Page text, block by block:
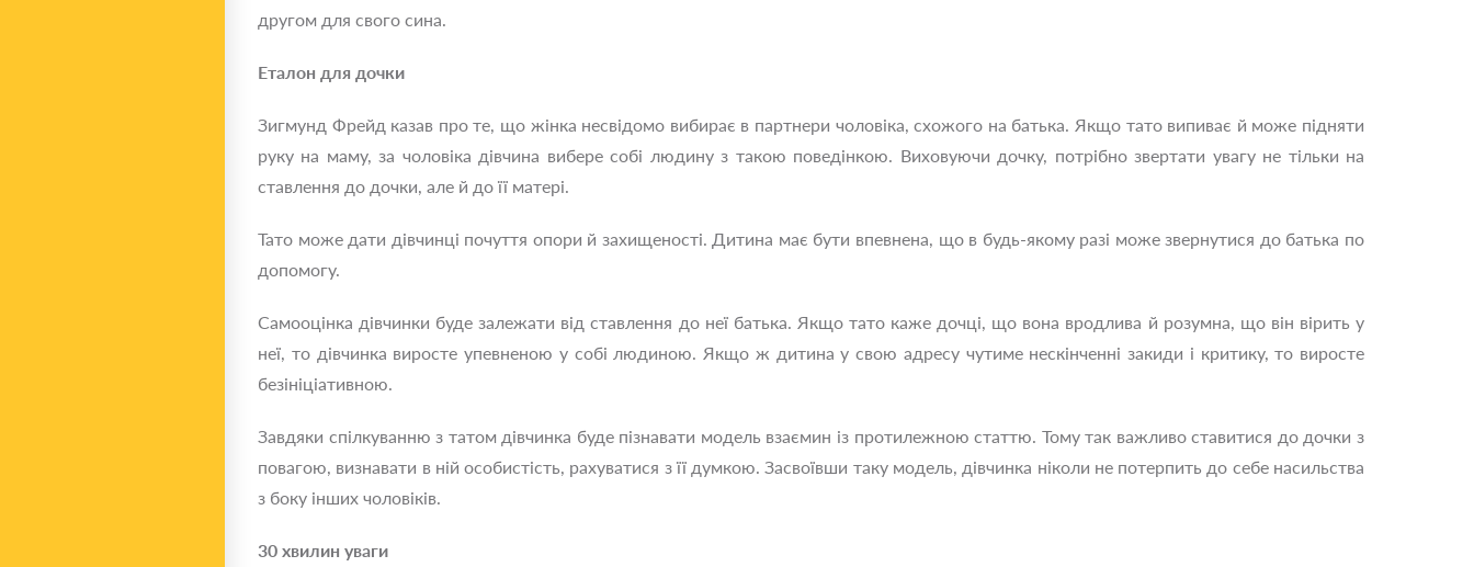
другом для свого сина.
Еталон для дочки
Зигмунд Фрейд казав про те, що жінка несвідомо вибирає в партнери чоловіка, схожого на батька. Якщо тато випиває й може підняти
руку на маму, за чоловіка дівчина вибере собі людину з такою поведінкою. Виховуючи дочку, потрібно звертати увагу не тільки на
ставлення до дочки, але й до її матері.
Тато може дати дівчинці почуття опори й захищеності. Дитина має бути впевнена, що в будь-якому разі може звернутися до батька по
допомогу.
Самооцінка дівчинки буде залежати від ставлення до неї батька. Якщо тато каже дочці, що вона вродлива й розумна, що він вірить у
неї, то дівчинка виросте упевненою у собі людиною. Якщо ж дитина у свою адресу чутиме нескінченні закиди і критику, то виросте
безініціативною.
Завдяки спілкуванню з татом дівчинка буде пізнавати модель взаємин із протилежною статтю. Тому так важливо ставитися до дочки з
повагою, визнавати в ній особистість, рахуватися з її думкою. Засвоївши таку модель, дівчинка ніколи не потерпить до себе насильства
з боку інших чоловіків.
30 хвилин уваги